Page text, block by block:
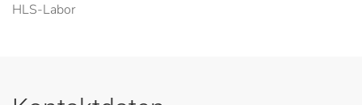
HLS-Labor